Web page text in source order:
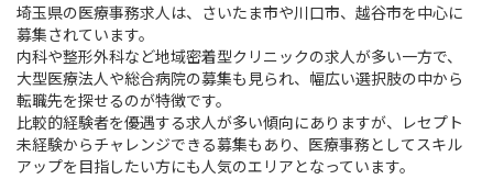
埼玉県の医療事務求人は、さいたま市や川口市、越谷市を中心に
募集されています。
内科や整形外科など地域密着型クリニックの求人が多い一方で、
大型医療法人や総合病院の募集も見られ、幅広い選択肢の中から
転職先を探せるのが特徴です。
比較的経験者を優遇する求人が多い傾向にありますが、レセプト
未経験からチャレンジできる募集もあり、医療事務としてスキル
アップを目指したい方にも人気のエリアとなっています。